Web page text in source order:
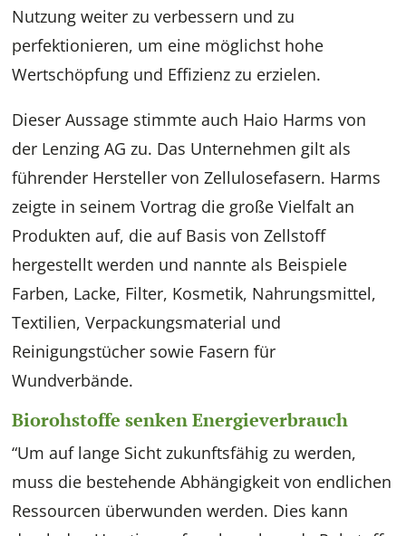
Nutzung weiter zu verbessern und zu
perfektionieren, um eine möglichst hohe
Wertschöpfung und Effizienz zu erzielen.
Dieser Aussage stimmte auch Haio Harms von
der Lenzing AG zu. Das Unternehmen gilt als
führender Hersteller von Zellulosefasern. Harms
zeigte in seinem Vortrag die große Vielfalt an
Produkten auf, die auf Basis von Zellstoff
hergestellt werden und nannte als Beispiele
Farben, Lacke, Filter, Kosmetik, Nahrungsmittel,
Textilien, Verpackungsmaterial und
Reinigungstücher sowie Fasern für
Wundverbände.
Biorohstoffe senken Energieverbrauch
“Um auf lange Sicht zukunftsfähig zu werden,
muss die bestehende Abhängigkeit von endlichen
Ressourcen überwunden werden. Dies kann